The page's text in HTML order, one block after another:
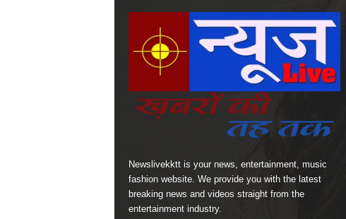
Newslivekktt is your news, entertainment, music
fashion website. We provide you with the latest
breaking news and videos straight from the
entertainment industry.